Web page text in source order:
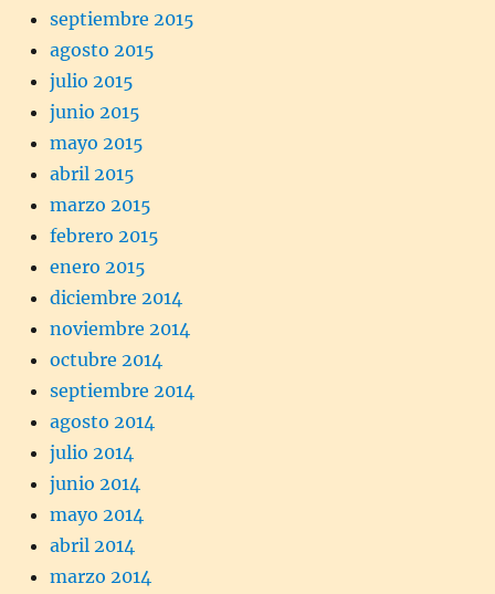
septiembre 2015
agosto 2015
julio 2015
junio 2015
mayo 2015
abril 2015
marzo 2015
febrero 2015
enero 2015
diciembre 2014
noviembre 2014
octubre 2014
septiembre 2014
agosto 2014
julio 2014
junio 2014
mayo 2014
abril 2014
marzo 2014